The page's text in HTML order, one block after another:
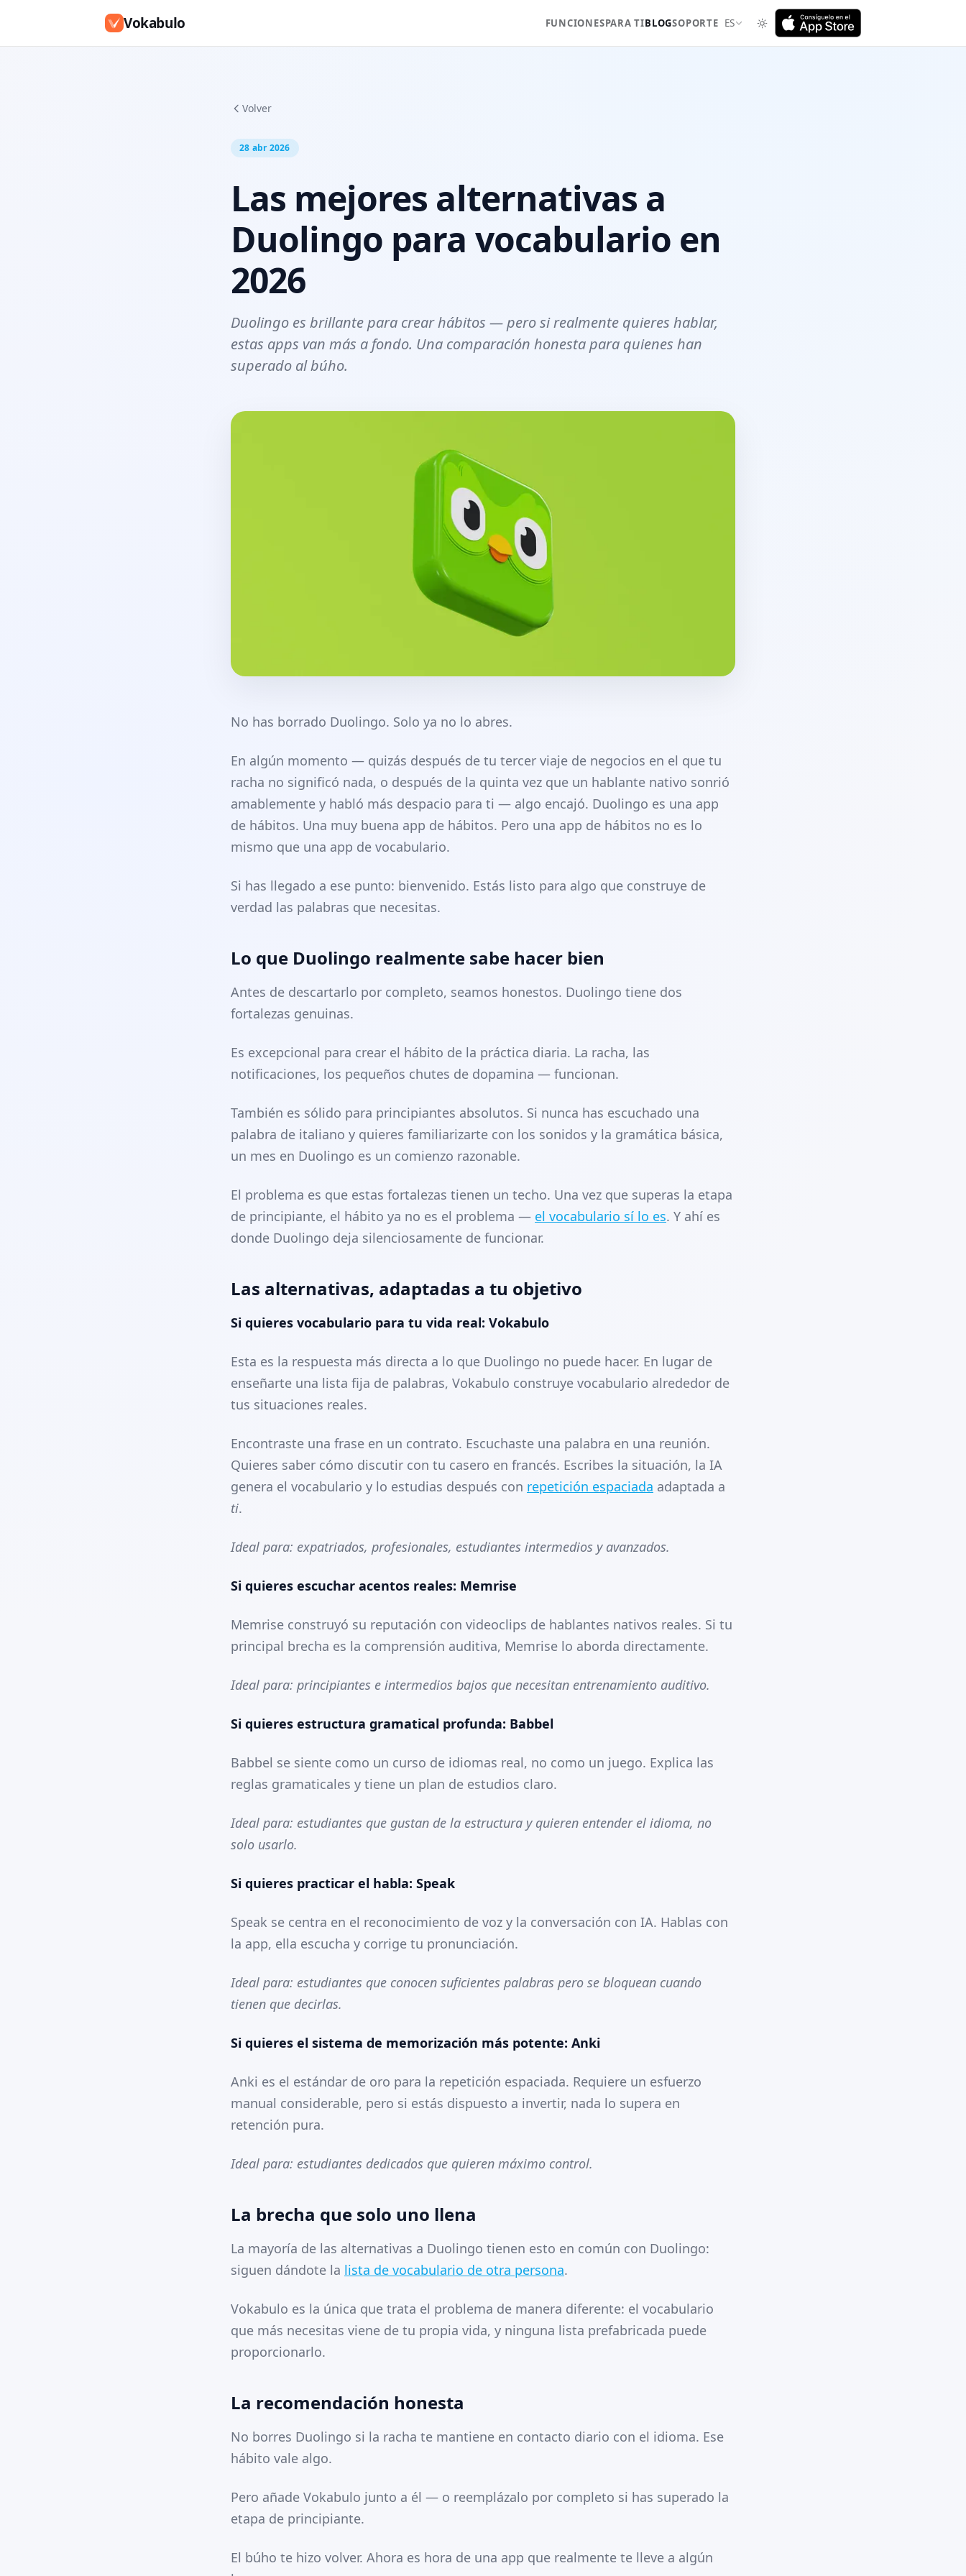
Vokabulo FUNCIONESPARA TIBLOGSOPORTE ES
Volver
28 abr 2026
Las mejores alternativas a
Duolingo para vocabulario en
2026
Duolingo es brillante para crear hábitos — pero si realmente quieres hablar,
estas apps van más a fondo. Una comparación honesta para quienes han
superado al búho.
No has borrado Duolingo. Solo ya no lo abres.
En algún momento — quizás después de tu tercer viaje de negocios en el que tu
racha no significó nada, o después de la quinta vez que un hablante nativo sonrió
amablemente y habló más despacio para ti — algo encajó. Duolingo es una app
de hábitos. Una muy buena app de hábitos. Pero una app de hábitos no es lo
mismo que una app de vocabulario.
Si has llegado a ese punto: bienvenido. Estás listo para algo que construye de
verdad las palabras que necesitas.
Lo que Duolingo realmente sabe hacer bien
Antes de descartarlo por completo, seamos honestos. Duolingo tiene dos
fortalezas genuinas.
Es excepcional para crear el hábito de la práctica diaria. La racha, las
notificaciones, los pequeños chutes de dopamina — funcionan.
También es sólido para principiantes absolutos. Si nunca has escuchado una
palabra de italiano y quieres familiarizarte con los sonidos y la gramática básica,
un mes en Duolingo es un comienzo razonable.
El problema es que estas fortalezas tienen un techo. Una vez que superas la etapa
de principiante, el hábito ya no es el problema — el vocabulario sí lo es. Y ahí es
donde Duolingo deja silenciosamente de funcionar.
Las alternativas, adaptadas a tu objetivo
Si quieres vocabulario para tu vida real: Vokabulo
Esta es la respuesta más directa a lo que Duolingo no puede hacer. En lugar de
enseñarte una lista fija de palabras, Vokabulo construye vocabulario alrededor de
tus situaciones reales.
Encontraste una frase en un contrato. Escuchaste una palabra en una reunión.
Quieres saber cómo discutir con tu casero en francés. Escribes la situación, la IA
genera el vocabulario y lo estudias después con repetición espaciada adaptada a
ti.
Ideal para: expatriados, profesionales, estudiantes intermedios y avanzados.
Si quieres escuchar acentos reales: Memrise
Memrise construyó su reputación con videoclips de hablantes nativos reales. Si tu
principal brecha es la comprensión auditiva, Memrise lo aborda directamente.
Ideal para: principiantes e intermedios bajos que necesitan entrenamiento auditivo.
Si quieres estructura gramatical profunda: Babbel
Babbel se siente como un curso de idiomas real, no como un juego. Explica las
reglas gramaticales y tiene un plan de estudios claro.
Ideal para: estudiantes que gustan de la estructura y quieren entender el idioma, no
solo usarlo.
Si quieres practicar el habla: Speak
Speak se centra en el reconocimiento de voz y la conversación con IA. Hablas con
la app, ella escucha y corrige tu pronunciación.
Ideal para: estudiantes que conocen suficientes palabras pero se bloquean cuando
tienen que decirlas.
Si quieres el sistema de memorización más potente: Anki
Anki es el estándar de oro para la repetición espaciada. Requiere un esfuerzo
manual considerable, pero si estás dispuesto a invertir, nada lo supera en
retención pura.
Ideal para: estudiantes dedicados que quieren máximo control.
La brecha que solo uno llena
La mayoría de las alternativas a Duolingo tienen esto en común con Duolingo:
siguen dándote la lista de vocabulario de otra persona.
Vokabulo es la única que trata el problema de manera diferente: el vocabulario
que más necesitas viene de tu propia vida, y ninguna lista prefabricada puede
proporcionarlo.
La recomendación honesta
No borres Duolingo si la racha te mantiene en contacto diario con el idioma. Ese
hábito vale algo.
Pero añade Vokabulo junto a él — o reemplázalo por completo si has superado la
etapa de principiante.
El búho te hizo volver. Ahora es hora de una app que realmente te lleve a algún